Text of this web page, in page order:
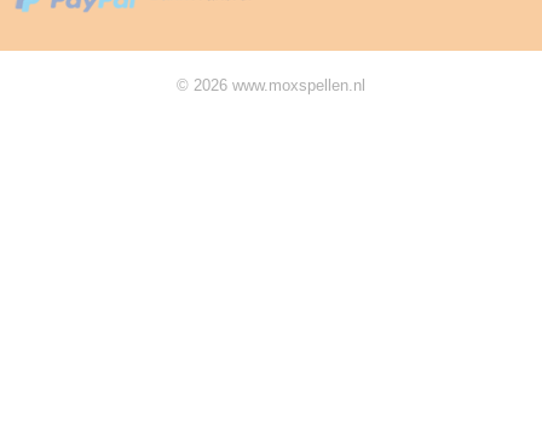
© 2026 www.moxspellen.nl